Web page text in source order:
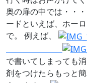
奥の扉の中では・・
ードといえば、ホー
で。 例えば、
で書いてしまっても
剤をつけたらもっと